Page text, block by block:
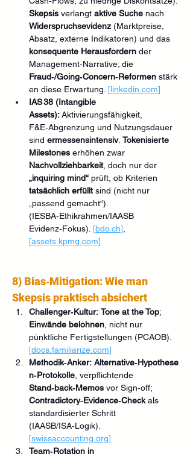
Skepsis verlangt aktive Suche nach
Widerspruchsevidenz (Marktpreise,
Absatz, externe Indikatoren) und das
konsequente Herausfordern der
Management‑Narrative; die
Fraud‑/Going‑Concern‑Reformen stärk
en diese Erwartung. [linkedin.com]
IAS 38 (Intangible
Assets): Aktivierungsfähigkeit,
F&E‑Abgrenzung und Nutzungsdauer
sind ermessensintensiv. Tokenisierte
Milestones erhöhen zwar
Nachvollziehbarkeit, doch nur der
„inquiring mind“ prüft, ob Kriterien
tatsächlich erfüllt sind (nicht nur
„passend gemacht“).
(IESBA‑Ethikrahmen/IAASB
Evidenz‑Fokus). [bdo.ch]
[assets.kpmg.com]
8) Bias‑Mitigation: Wie man
Skepsis praktisch absichert
Challenger‑Kultur: Tone at the Top;
Einwände belohnen , nicht nur
pünktliche Fertigstellungen (PCAOB).
[docs.familiarize.com]
Methodik‑Anker: Alternative‑Hypothese
n‑Protokolle , verpflichtende
Stand‑back‑Memos vor Sign‑off;
Contradictory‑Evidence‑Check als
standardisierter Schritt
(IAASB/ISA‑Logik).
[swissaccounting.org]
Team‑Rotation in